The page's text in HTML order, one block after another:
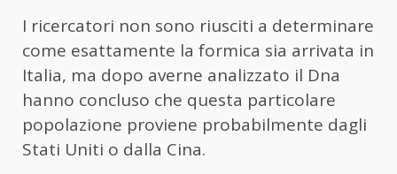
I ricercatori non sono riusciti a determinare
come esattamente la formica sia arrivata in
Italia, ma dopo averne analizzato il Dna
hanno concluso che questa particolare
popolazione proviene probabilmente dagli
Stati Uniti o dalla Cina.